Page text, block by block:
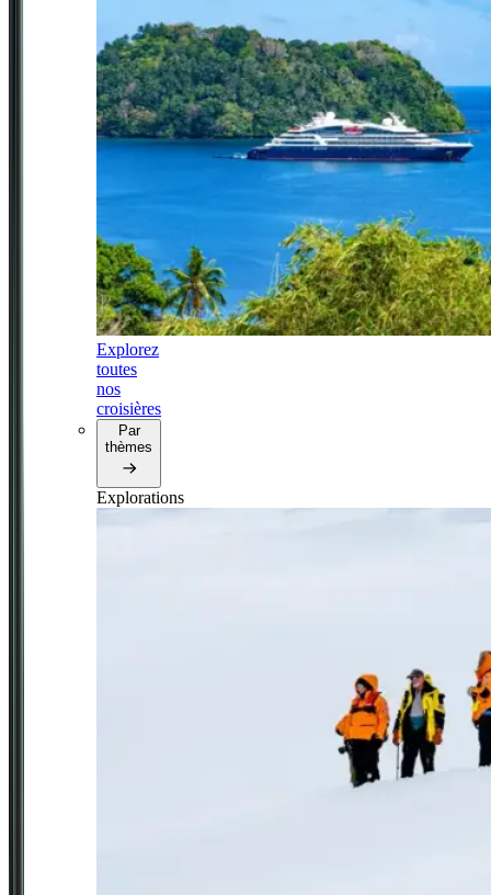
Explorez
toutes
nos
croisières
Par
thèmes
Explorations